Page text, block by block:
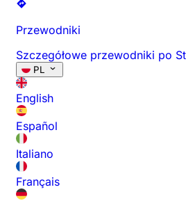
Przewodniki
Szczegółowe przewodniki po
PL
English
Español
Italiano
Français